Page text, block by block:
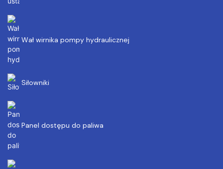
Wał wirnika pompy hydraulicznej
Siłowniki
Panel dostępu do paliwa